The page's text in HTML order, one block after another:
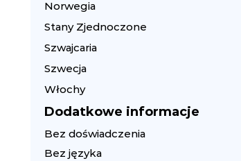
Norwegia
Stany Zjednoczone
Szwajcaria
Szwecja
Włochy
Dodatkowe informacje
Bez doświadczenia
Bez języka